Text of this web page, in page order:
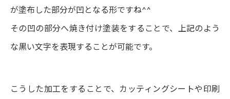
が塗布した部分が凹となる形ですね^^
その凹の部分へ焼き付け塗装をすることで、上記のよう
な黒い文字を表現することが可能です。
こうした加工をすることで、カッティングシートや印刷